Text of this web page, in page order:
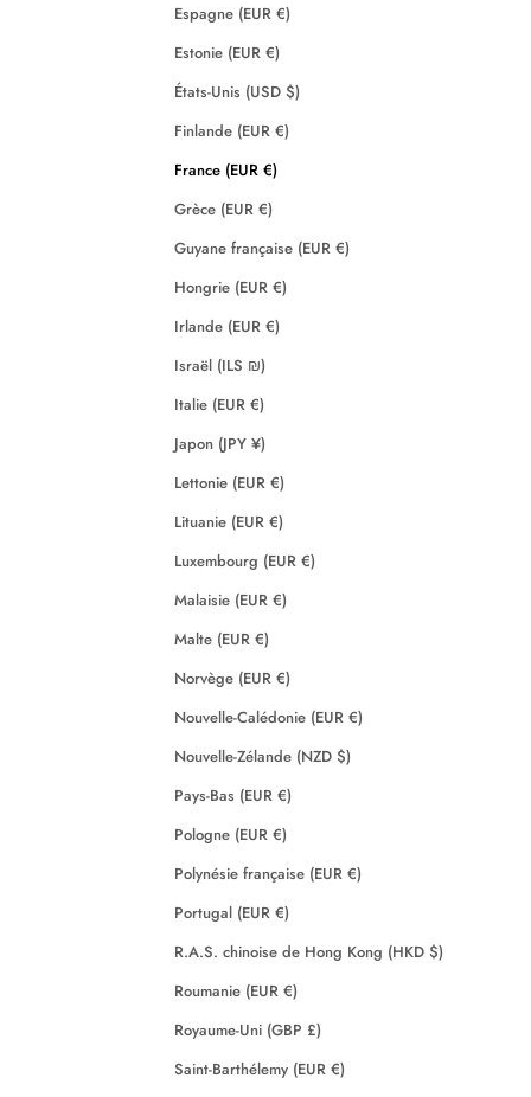
Espagne (EUR €)
Estonie (EUR €)
États-Unis (USD $)
Finlande (EUR €)
France (EUR €)
Grèce (EUR €)
Guyane française (EUR €)
Hongrie (EUR €)
Irlande (EUR €)
Israël (ILS ₪)
Italie (EUR €)
Japon (JPY ¥)
Lettonie (EUR €)
Lituanie (EUR €)
Luxembourg (EUR €)
Malaisie (EUR €)
Malte (EUR €)
Norvège (EUR €)
Nouvelle-Calédonie (EUR €)
Nouvelle-Zélande (NZD $)
Pays-Bas (EUR €)
Pologne (EUR €)
Polynésie française (EUR €)
Portugal (EUR €)
R.A.S. chinoise de Hong Kong (HKD $)
Roumanie (EUR €)
Royaume-Uni (GBP £)
Saint-Barthélemy (EUR €)